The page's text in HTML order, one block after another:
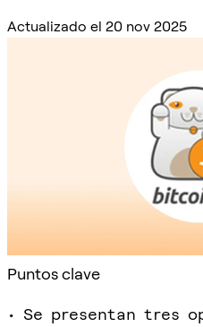
Actualizado el 20 nov 2025
Puntos clave
• Se presentan tres